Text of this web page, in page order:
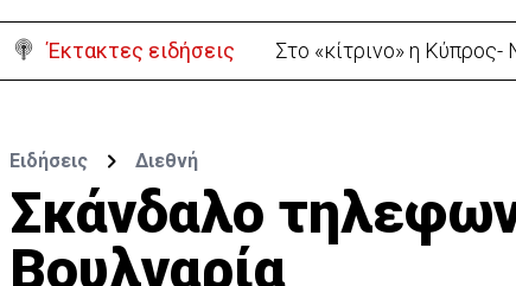
Έκτακτες ειδήσεις Συνελήφθη 16χρονος
Ειδήσεις Διεθνή
Σκάνδαλο
Βουλγαρία